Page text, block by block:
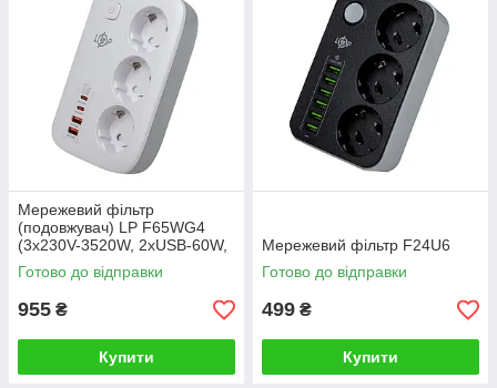
Мережевий фільтр
(подовжувач) LP F65WG4
(3x230V-3520W, 2xUSB-60W,
2xType-C 65W QC/PD)
Готово до відправки
955 ₴
Купити
Мережевий фільтр F24U6
Готово до відправки
499 ₴
Купити